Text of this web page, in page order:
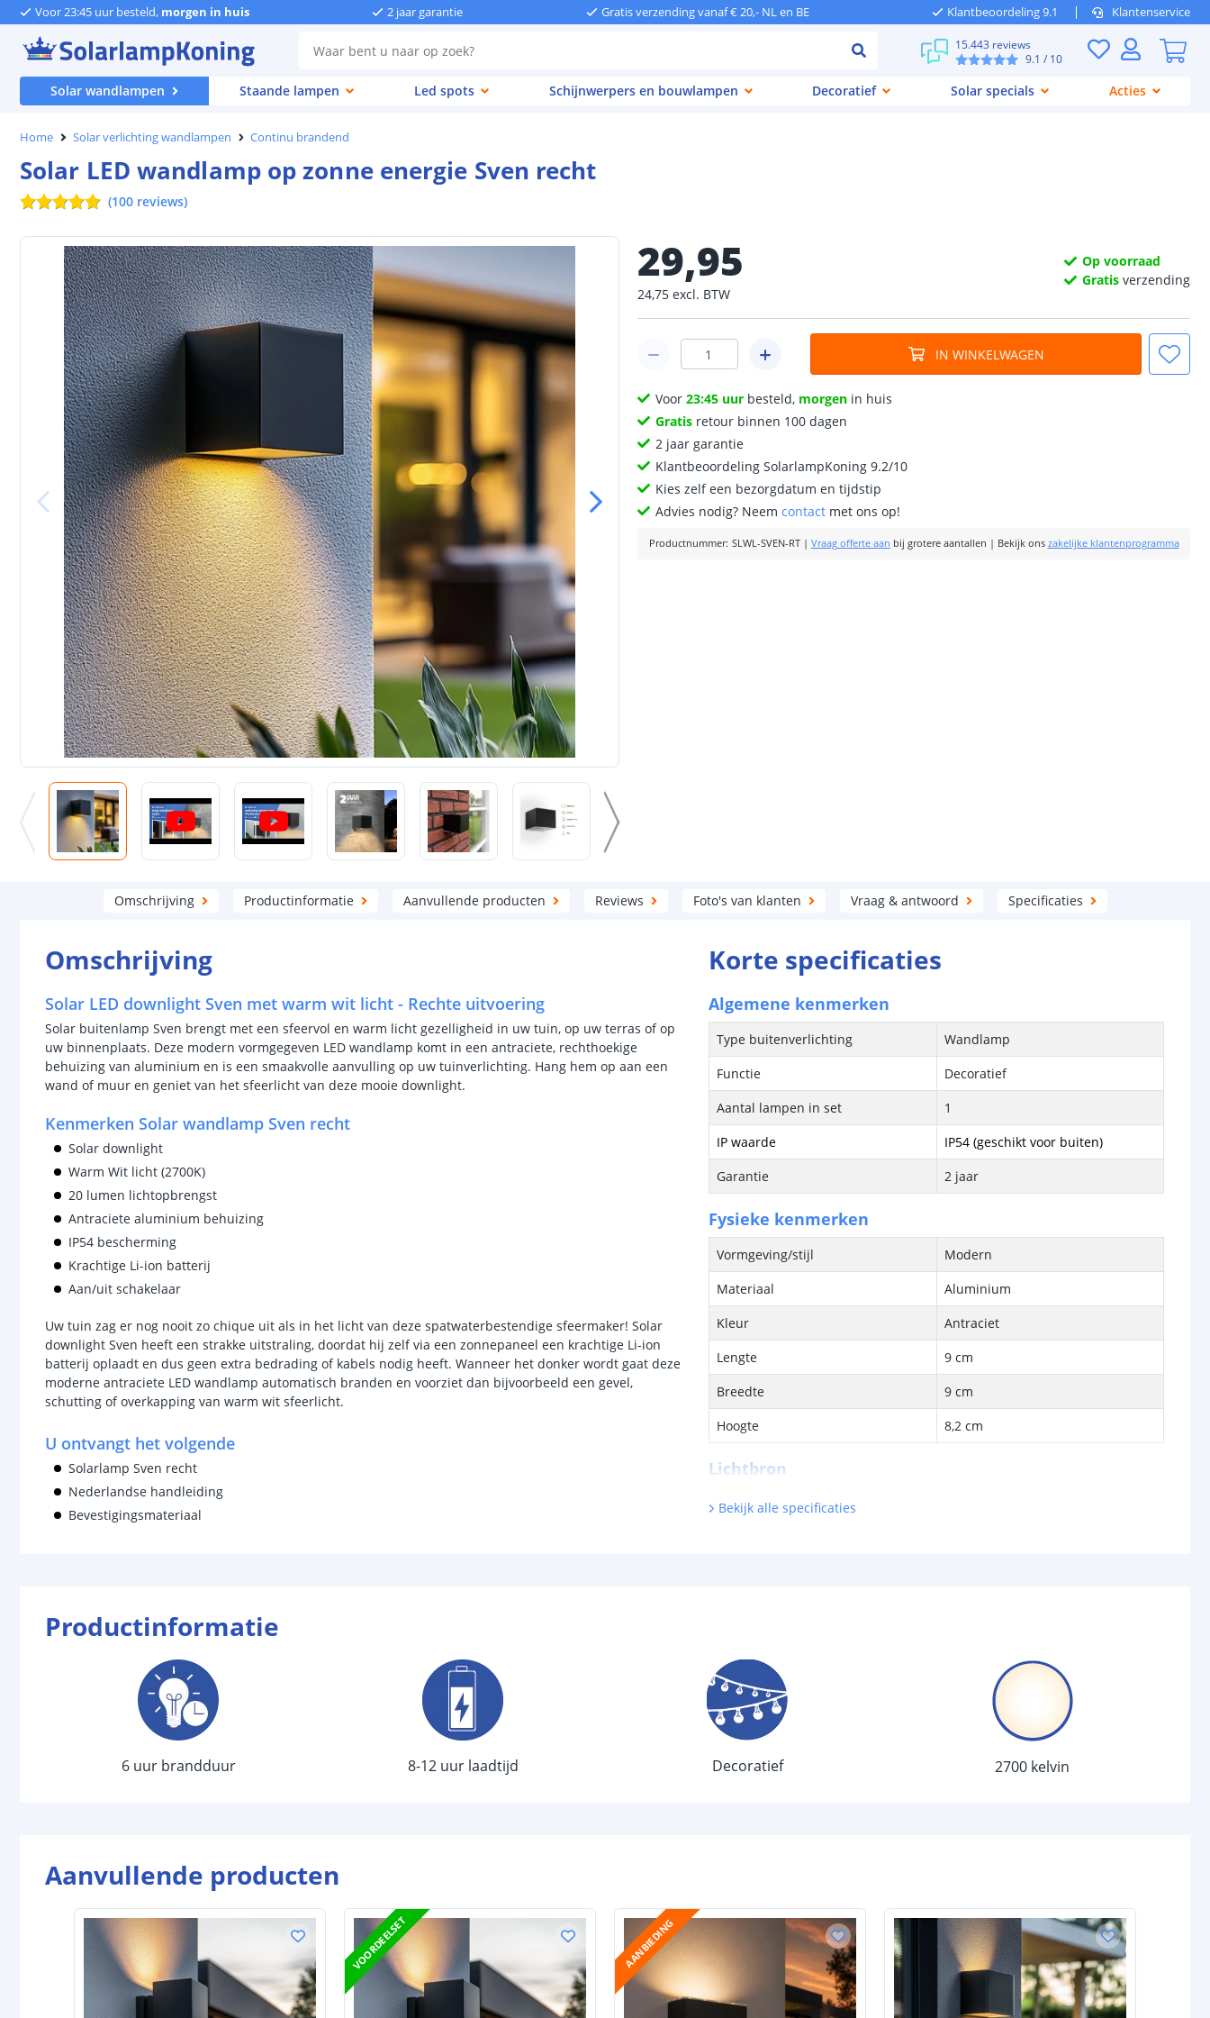
Voor 23:45 uur besteld, morgen in huis 2 jaar garantie Gratis verzending vanaf € 20,- NL en BE Klantbeoordeling 9.1 Klantenservice
15.443 reviews
9.1 / 10
Solar wandlampen Staande lampen Led spots Schijnwerpers en bouwlampen Decoratief Solar specials Acties
Home Solar verlichting wandlampen Continu brandend
Solar LED wandlamp op zonne energie Sven recht
(100 reviews)
29,95
24,75 excl. BTW
Op voorraad
Gratis verzending
IN WINKELWAGEN
Voor23:45 uur besteld, morgen in huis
Gratis retour binnen 100 dagen
2 jaar garantie
Klantbeoordeling SolarlampKoning 9.2/10
Kies zelf een bezorgdatum en tijdstip
Advies nodig? Neemcontact met ons op!
Productnummer: SLWL-SVEN-RT| Vraag offerte aan bij grotere aantallen | Bekijk ons zakelijke klantenprogramma
Omschrijving Productinformatie Aanvullende producten Reviews Foto's van klanten Vraag & antwoord Specificaties
Omschrijving
Solar LED downlight Sven met warm wit licht - Rechte uitvoering
Solar buitenlamp Sven brengt met een sfeervol en warm licht gezelligheid in uw tuin, op uw terras of op
uw binnenplaats. Deze modern vormgegeven LED wandlamp komt in een antraciete, rechthoekige
behuizing van aluminium en is een smaakvolle aanvulling op uw tuinverlichting. Hang hem op aan een
wand of muur en geniet van het sfeerlicht van deze mooie downlight.
Kenmerken Solar wandlamp Sven recht
Solar downlight
Warm Wit licht (2700K)
20 lumen lichtopbrengst
Antraciete aluminium behuizing
IP54 bescherming
Krachtige Li-ion batterij
Aan/uit schakelaar
Uw tuin zag er nog nooit zo chique uit als in het licht van deze spatwaterbestendige sfeermaker! Solar
downlight Sven heeft een strakke uitstraling, doordat hij zelf via een zonnepaneel een krachtige Li-ion
batterij oplaadt en dus geen extra bedrading of kabels nodig heeft. Wanneer het donker wordt gaat deze
moderne antraciete LED wandlamp automatisch branden en voorziet dan bijvoorbeeld een gevel,
schutting of overkapping van warm wit sfeerlicht.
U ontvangt het volgende
Solarlamp Sven recht
Nederlandse handleiding
Bevestigingsmateriaal
Korte specificaties
Algemene kenmerken
Type buitenverlichting
Wandlamp
Functie
Decoratief
Aantal lampen in set
1
IP waarde
IP54 (geschikt voor buiten)
Garantie
2 jaar
Fysieke kenmerken
Vormgeving/stijl
Modern
Materiaal
Aluminium
Kleur
Antraciet
Lengte
9 cm
Breedte
9 cm
Hoogte
8,2 cm
Lichtbron
Inclusief lichtbron
Aantal LEDS
Sensor en schakelaar
Schakelaar aan/uit
Ja
Aantal lichtstanden
Batterij
Bekijk alle specificaties
Productinformatie
6 uur brandduur 8-12 uur laadtijd Decoratief 2700 kelvin
Aanvullende producten
VOORDEELSET AANBIEDING